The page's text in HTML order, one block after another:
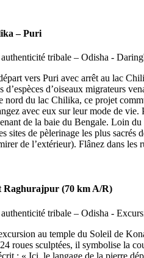
– Puri
vers Puri avec arrêt au lac
d’espèces d’oiseaux migrateurs
du lac Chilika, ce projet
avec eux sur leur mode de
de la baie du Bengale. Loin
sites de pèlerinage les plus
de l’extérieur). Flânez dans
Raghurajpur (70 km A/R)
au temple du Soleil de
roues sculptées, il symbolise la
: « Ici, le langage de la pierre